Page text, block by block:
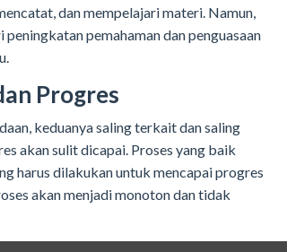
dan mempelajari materi. Namun,
pemahaman dan penguasaan
Progres
keduanya saling terkait dan saling
akan sulit dicapai. Proses yang baik
harus dilakukan untuk mencapai progres
akan menjadi monoton dan tidak